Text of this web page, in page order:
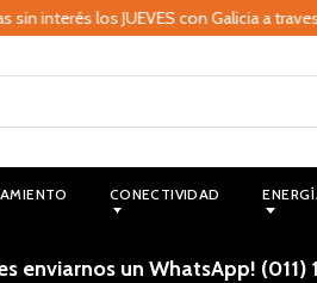
interés los JUEVES con Galicia a traves
CONECTIVIDAD
un WhatsApp! (011)